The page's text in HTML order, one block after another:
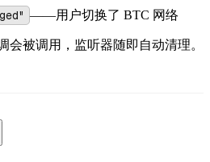
——用户切换了 BTC 网络
会被调用，监听器随即自动清理。